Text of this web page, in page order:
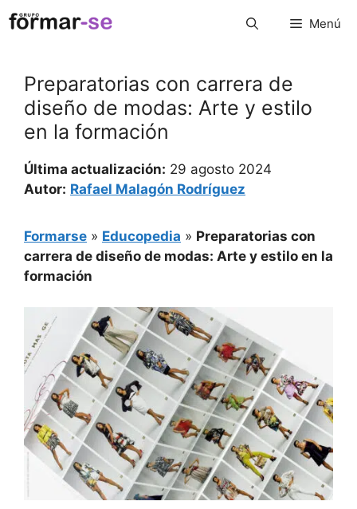
Saltar
al
Menú
Preparatorias con carrera de
diseño de modas: Arte y estilo
en la formación
Última actualización: 29 agosto 2024
Autor: Rafael Malagón Rodríguez
Formarse » Educopedia » Preparatorias con
carrera de diseño de modas: Arte y estilo en la
formación